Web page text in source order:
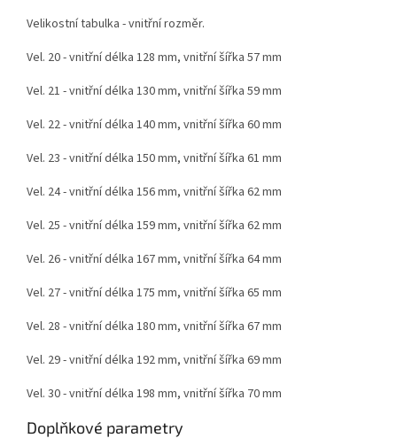
Velikostní tabulka - vnitřní rozměr.
Vel. 20 - vnitřní délka 128 mm, vnitřní šířka 57 mm
Vel. 21 - vnitřní délka 130 mm, vnitřní šířka 59 mm
Vel. 22 - vnitřní délka 140 mm, vnitřní šířka 60 mm
Vel. 23 - vnitřní délka 150 mm, vnitřní šířka 61 mm
Vel. 24 - vnitřní délka 156 mm, vnitřní šířka 62 mm
Vel. 25 - vnitřní délka 159 mm, vnitřní šířka 62 mm
Vel. 26 - vnitřní délka 167 mm, vnitřní šířka 64 mm
Vel. 27 - vnitřní délka 175 mm, vnitřní šířka 65 mm
Vel. 28 - vnitřní délka 180 mm, vnitřní šířka 67 mm
Vel. 29 - vnitřní délka 192 mm, vnitřní šířka 69 mm
Vel. 30 - vnitřní délka 198 mm, vnitřní šířka 70 mm
Doplňkové parametry